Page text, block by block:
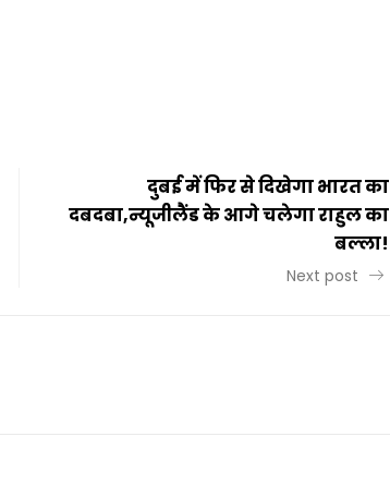
दुबई में फिर से दिखेगा भारत का
दबदबा,न्यूजीलैंड के आगे चलेगा राहुल का
बल्ला!
Next post